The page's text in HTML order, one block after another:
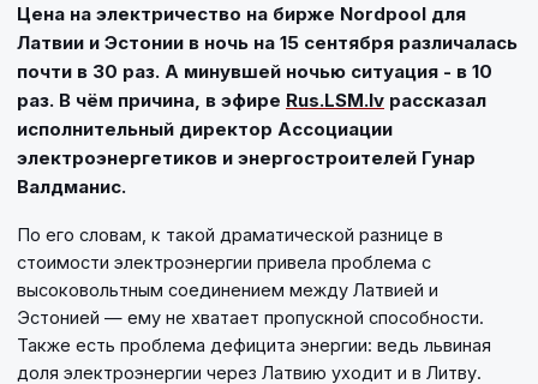
Цена на электричество на бирже Nordpool для
Латвии и Эстонии в ночь на 15 сентября различалась
почти в 30 раз. А минувшей ночью ситуация - в 10
раз. В чём причина, в эфире Rus.LSM.lv рассказал
исполнительный директор Ассоциации
электроэнергетиков и энергостроителей Гунар
Валдманис.
По его словам, к такой драматической разнице в
стоимости электроэнергии привела проблема с
высоковольтным соединением между Латвией и
Эстонией — ему не хватает пропускной способности.
Также есть проблема дефицита энергии: ведь львиная
доля электроэнергии через Латвию уходит и в Литву.